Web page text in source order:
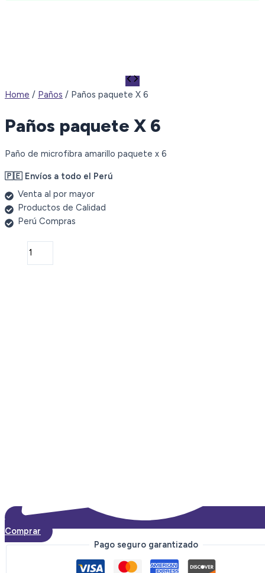
Home / Paños / Paños paquete X 6
Paños paquete X 6
Paño de microfibra amarillo paquete x 6
🇵🇪 Envíos a todo el Perú
Venta al por mayor
Productos de Calidad
Perú Compras
Comprar
Pago seguro garantizado